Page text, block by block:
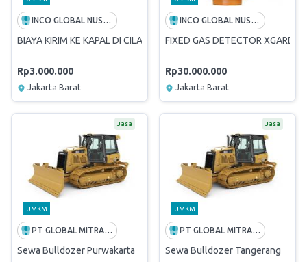
INCO GLOBAL NUSANTARA
BIAYA KIRIM KE KAPAL DI CILACAP
Rp3.000.000
Jakarta Barat
INCO GLOBAL NUSANTARA
FIXED GAS DETECTOR XGARD
Rp30.000.000
Jakarta Barat
Jasa
UMKM
PT GLOBAL MITRA KONSTRUKSI
Sewa Bulldozer Purwakarta
Jasa
UMKM
PT GLOBAL MITRA KONSTRUKSI
Sewa Bulldozer Tangerang